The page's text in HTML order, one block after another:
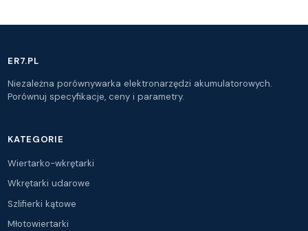
ER7.PL
Niezależna porównywarka elektronarzędzi akumulatorowych.
Porównuj specyfikacje, ceny i parametry.
KATEGORIE
Wiertarko-wkrętarki
Wkrętarki udarowe
Szlifierki kątowe
Młotowiertarki